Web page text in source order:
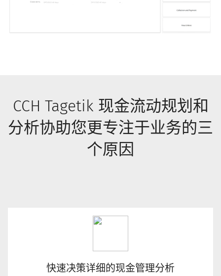
CCH Tagetik 现金流动规划和
分析协助您更专注于业务的三
个原因
快速决策详细的现金管理分析